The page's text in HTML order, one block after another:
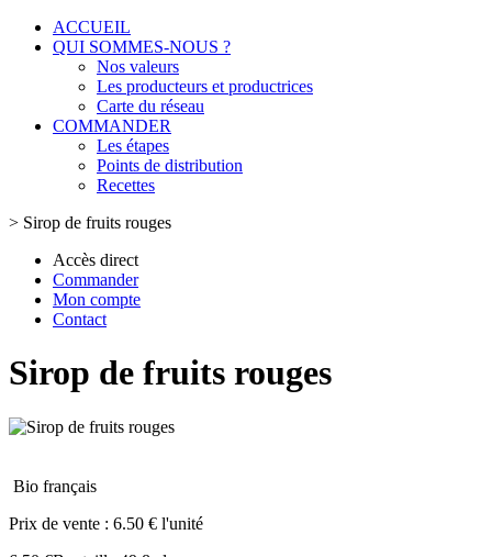
ACCUEIL
QUI SOMMES-NOUS ?
Nos valeurs
Les producteurs et productrices
Carte du réseau
COMMANDER
Les étapes
Points de distribution
Recettes
> Sirop de fruits rouges
Accès direct
Commander
Mon compte
Contact
Sirop de fruits rouges
Bio français
Prix de vente : 6.50 € l'unité